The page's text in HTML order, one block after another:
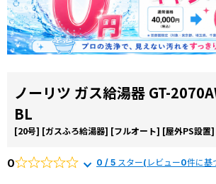
ノーリツ ガス給湯器 GT-
BL
[20号] [ガスふろ給湯器] [フルオート] [屋外PS設置]
0 0 / 5 スター(レビュー0件に基